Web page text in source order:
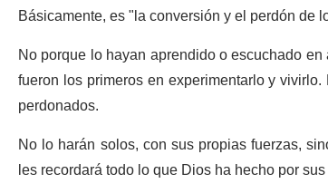
Básicamente, es "la conversión y el perdón de
No porque lo hayan aprendido o escuchado
fueron los primeros en experimentarlo y
perdonados.
No lo harán solos, con sus propias fuerzas,
les recordará todo lo que Dios ha hecho por